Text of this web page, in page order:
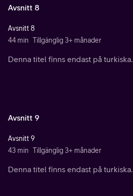
Avsnitt 8
Avsnitt 8
44 min Tillgänglig 3+ månader
Denna titel finns endast på turkiska.
Avsnitt 9
Avsnitt 9
43 min Tillgänglig 3+ månader
Denna titel finns endast på turkiska.